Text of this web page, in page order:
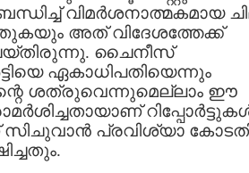
വിമര്‍ശനാത്മകമായ
അത് വിദേശത്തേക്ക്
ചൈനീസ്
ഏകാധിപതിയെന്നും
ശത്രുവെന്നുമെല്ലാം ഈ
പ്രവിശ്യാ